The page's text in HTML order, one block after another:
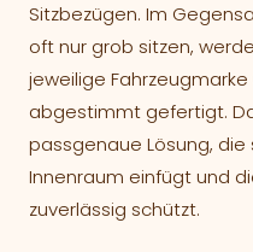
Sitzbezügen. Im
oft nur grob sitzen,
jeweilige
abgestimmt gefertigt.
passgenaue Lösung,
Innenraum einfügt und
zuverlässig schützt.